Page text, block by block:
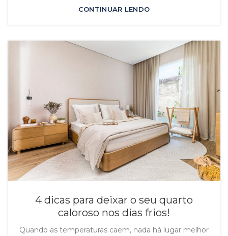
CONTINUAR LENDO
4 dicas para deixar o seu quarto
caloroso nos dias frios!
Quando as temperaturas caem, nada há lugar melhor